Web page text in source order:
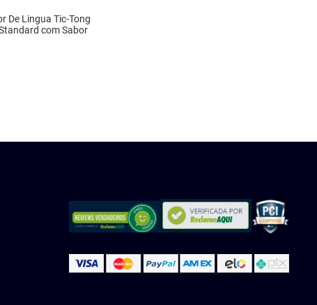
De Lingua Tic-Tong
com Sabor